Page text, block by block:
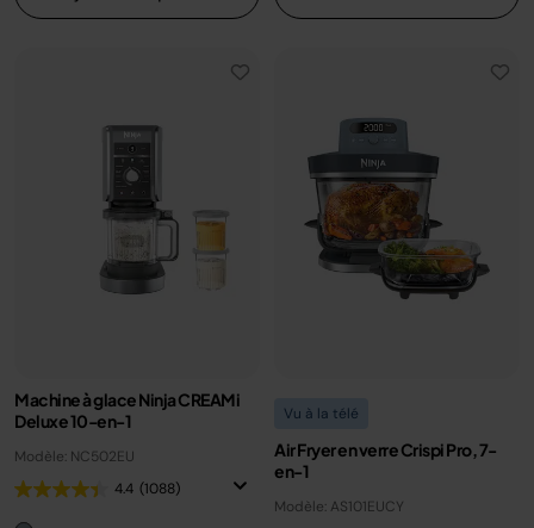
Machine à glace Ninja CREAMi
Deluxe 10-en-1
Modèle: NC502EU
4.4 (1088)
Vu à la télé
Air Fryer en verre Crispi Pro, 7-
en-1
Modèle: AS101EUCY